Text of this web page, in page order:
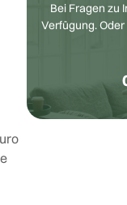
Bei Fragen zu
Verfügung.